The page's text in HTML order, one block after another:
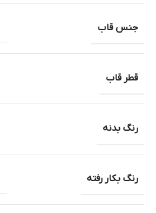
جنس قاب
قطر قاب
رنگ بدنه
رنگ بکار رفته